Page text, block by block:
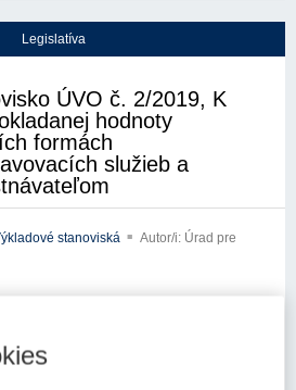
Legislatíva
ÚVO č. 2/2019, K
hodnoty
formách
služieb a
stanoviská
Autor/i: Úrad pre